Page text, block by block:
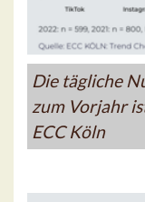
Die tägliche
zum Vorjahr
ECC Köln